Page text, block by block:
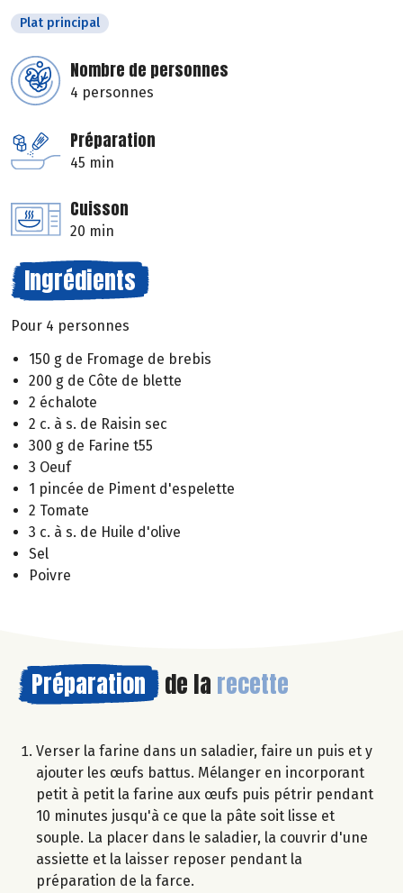
Plat principal
Nombre de personnes
4 personnes
Préparation
45 min
Cuisson
20 min
Ingrédients
Pour 4 personnes
150 g de Fromage de brebis
200 g de Côte de blette
2 échalote
2 c. à s. de Raisin sec
300 g de Farine t55
3 Oeuf
1 pincée de Piment d'espelette
2 Tomate
3 c. à s. de Huile d'olive
Sel
Poivre
Préparation de la recette
Verser la farine dans un saladier, faire un puis et y
ajouter les œufs battus. Mélanger en incorporant
petit à petit la farine aux œufs puis pétrir pendant
10 minutes jusqu'à ce que la pâte soit lisse et
souple. La placer dans le saladier, la couvrir d'une
assiette et la laisser reposer pendant la
préparation de la farce.